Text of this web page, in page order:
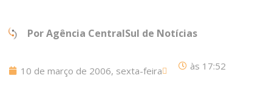
PorAgência CentralSul de Notícias
10 de março de 2006, sexta-feira às 17:52